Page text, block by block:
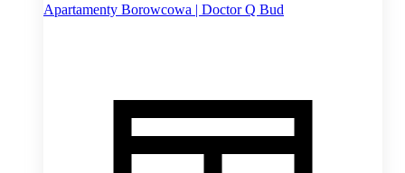
Apartamenty Borowcowa | Doctor Q Bud